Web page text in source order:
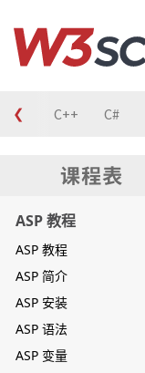
❮C C++ C#
ASP 教程
ASP 教程
ASP 简介
ASP 安装
ASP 语法
ASP 变量